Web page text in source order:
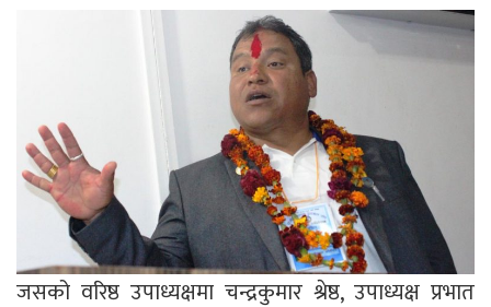
जसको वरिष्ठ उपाध्यक्षमा चन्द्रकुमार श्रेष्ठ, उपाध्यक्ष प्रभात